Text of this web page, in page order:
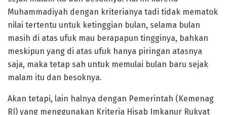
Muhammadiyah dengan kriterianya tadi tidak mematok
nilai tertentu untuk ketinggian bulan, selama bulan
masih di atas ufuk mau berapapun tingginya, bahkan
meskipun yang di atas ufuk hanya piringan atasnya
saja, maka tetap sah untuk memulai bulan baru sejak
malam itu dan besoknya.
Akan tetapi, lain halnya dengan Pemerintah (Kemenag
RI) yang menggunakan Kriteria Hisab Imkanur Rukyat